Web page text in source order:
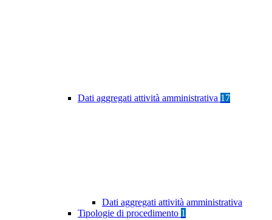
Dati aggregati attività amministrativa 17
Dati aggregati attività amministrativa
Tipologie di procedimento 1